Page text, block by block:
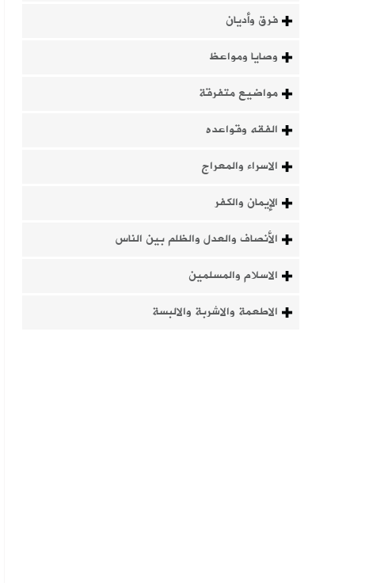
فرق وأديان
وصايا ومواعظ
مواضيع متفرقة
الفقه وقواعده
الاسراء والمعراج
الإيمان والكفر
الأنصاف والعدل والظلم بين الناس
الاسلام والمسلمين
الاطعمة والاشربة والالبسة